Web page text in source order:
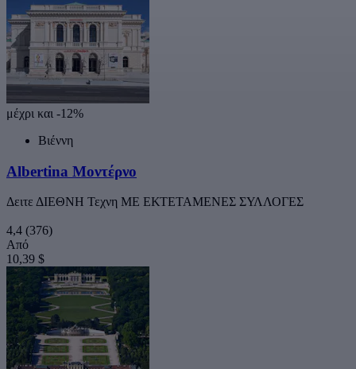
μέχρι και -12%
Βιέννη
Albertina Μοντέρνο
Δειτε ΔΙΕΘΝΗ Τεχνη ΜΕ ΕΚΤΕΤΑΜΕΝΕΣ ΣΥΛΛΟΓΕΣ
4,4 (376)
Από
10,39 $